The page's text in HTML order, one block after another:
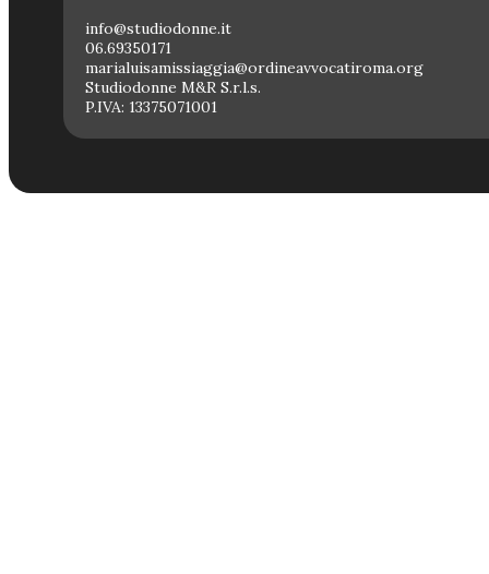
info@studiodonne.it
06.69350171
marialuisamissiaggia@ordineavvocatiroma.org
Studiodonne M&R S.r.l.s.
P.IVA: 13375071001